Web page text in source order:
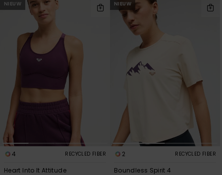
NIEUW
4 RECYCLED FIBER
Heart Into It Attitude
NIEUW
2 RECYCLED FIBER
Boundless Spirit 4